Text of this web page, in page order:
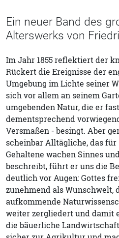
Ein neuer Band des
Alterswerks von
Im Jahr 1855 reflektiert der
Rückert die Ereignisse der
Umgebung im Lichte seiner
sich vor allem an seinem
umgebenden Natur, die er
dementsprechend
Versmaßen - besingt. Aber
scheinbar Alltägliche, das
Gehaltene wachen Sinnes
beschreibt, führt er uns die
deutlich vor Augen: Gottes
zunehmend als Wunschwelt,
aufkommende
weiter zergliedert und damit
die bäuerliche